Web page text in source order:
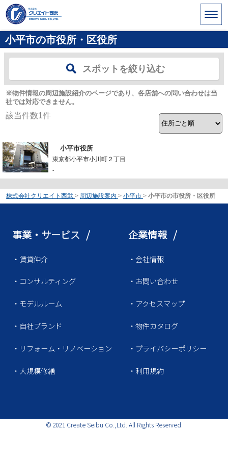
小平市の市役所・区役所
スポットを絞り込む
※物件情報の周辺施設紹介のページであり、各店舗への問い合わせは当
社では対応できません。
該当件数1件
小平市役所
東京都小平市小川町２丁目
-
株式会社クリエイト西武 > 周辺施設案内 > 小平市 > 小平市の市役所・区役所
事業・サービス /
・賃貸仲介
・コンサルティング
・モデルルーム
・自社ブランド
・リフォーム・リノベーション
・大規模修繕
企業情報 /
・会社情報
・お問い合わせ
・アクセスマップ
・物件カタログ
・プライバシーポリシー
・利用規約
© 2021 Create Seibu Co.,Ltd. All Rights Reserved.